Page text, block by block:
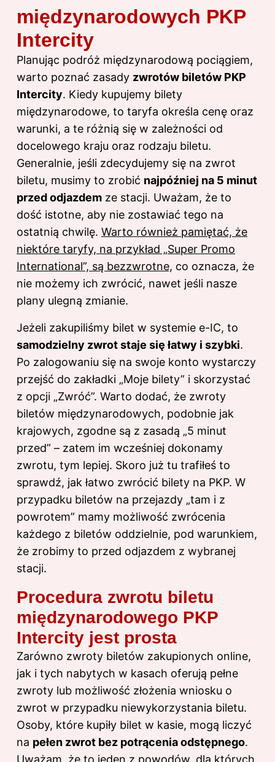
międzynarodowych PKP
Intercity
Planując podróż międzynarodową pociągiem,
warto poznać zasady zwrotów biletów PKP
Intercity. Kiedy kupujemy bilety
międzynarodowe, to taryfa określa cenę oraz
warunki, a te różnią się w zależności od
docelowego kraju oraz rodzaju biletu.
Generalnie, jeśli zdecydujemy się na zwrot
biletu, musimy to zrobić najpóźniej na 5 minut
przed odjazdem ze stacji. Uważam, że to
dość istotne, aby nie zostawiać tego na
ostatnią chwilę. Warto również pamiętać, że
niektóre taryfy, na przykład „Super Promo
International”, są bezzwrotne, co oznacza, że
nie możemy ich zwrócić, nawet jeśli nasze
plany ulegną zmianie.
Jeżeli zakupiliśmy bilet w systemie e-IC, to
samodzielny zwrot staje się łatwy i szybki.
Po zalogowaniu się na swoje konto wystarczy
przejść do zakładki „Moje bilety” i skorzystać
z opcji „Zwróć”. Warto dodać, że zwroty
biletów międzynarodowych, podobnie jak
krajowych, zgodne są z zasadą „5 minut
przed” – zatem im wcześniej dokonamy
zwrotu, tym lepiej. Skoro już tu trafiłeś to
sprawdź, jak łatwo zwrócić bilety na PKP. W
przypadku biletów na przejazdy „tam i z
powrotem” mamy możliwość zwrócenia
każdego z biletów oddzielnie, pod warunkiem,
że zrobimy to przed odjazdem z wybranej
stacji.
Procedura zwrotu biletu
międzynarodowego PKP
Intercity jest prosta
Zarówno zwroty biletów zakupionych online,
jak i tych nabytych w kasach oferują pełne
zwroty lub możliwość złożenia wniosku o
zwrot w przypadku niewykorzystania biletu.
Osoby, które kupiły bilet w kasie, mogą liczyć
na pełen zwrot bez potrącenia odstępnego.
Uważam, że to jeden z powodów, dla których